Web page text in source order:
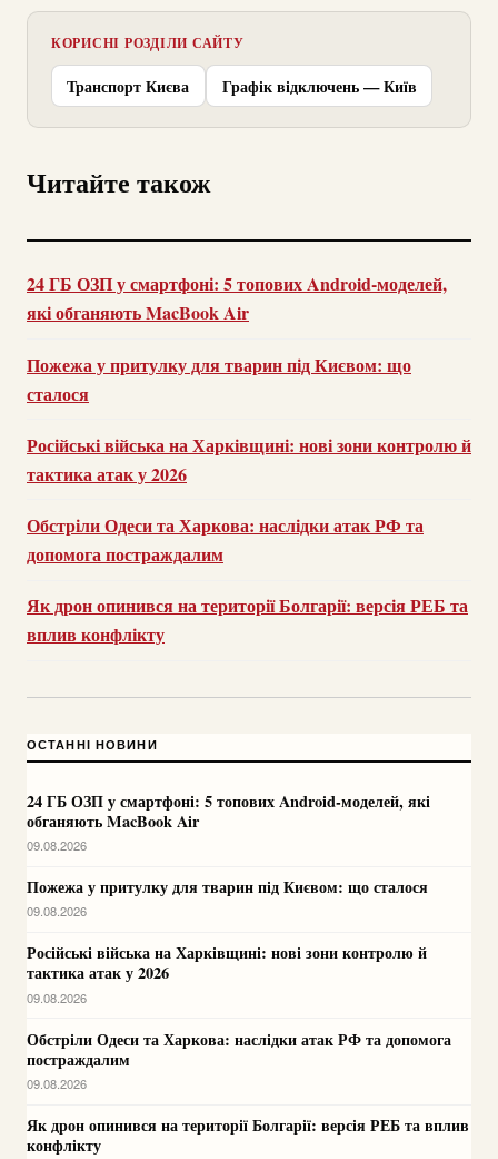
КОРИСНІ РОЗДІЛИ САЙТУ
Транспорт Києва Графік відключень — Київ
Читайте також
24 ГБ ОЗП у смартфоні: 5 топових Android-моделей,
які обганяють MacBook Air
Пожежа у притулку для тварин під Києвом: що
сталося
Російські війська на Харківщині: нові зони контролю й
тактика атак у 2026
Обстріли Одеси та Харкова: наслідки атак РФ та
допомога постраждалим
Як дрон опинився на території Болгарії: версія РЕБ та
вплив конфлікту
ОСТАННІ НОВИНИ
24 ГБ ОЗП у смартфоні: 5 топових Android-моделей, які
обганяють MacBook Air
09.08.2026
Пожежа у притулку для тварин під Києвом: що сталося
09.08.2026
Російські війська на Харківщині: нові зони контролю й
тактика атак у 2026
09.08.2026
Обстріли Одеси та Харкова: наслідки атак РФ та допомога
постраждалим
09.08.2026
Як дрон опинився на території Болгарії: версія РЕБ та вплив
конфлікту